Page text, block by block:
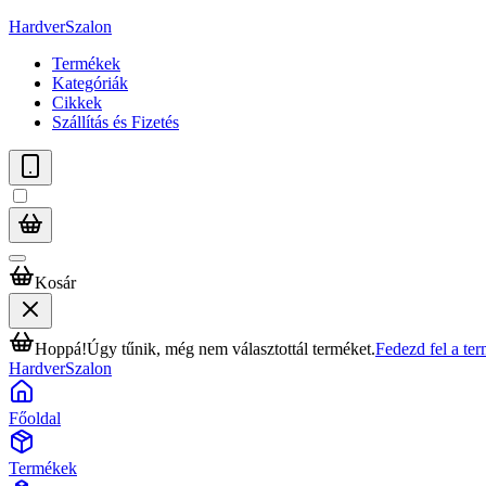
HardverSzalon
Termékek
Kategóriák
Cikkek
Szállítás és Fizetés
Kosár
Hoppá!Úgy tűnik, még nem választottál terméket.Fedezd fel a
HardverSzalon
Főoldal
Termékek